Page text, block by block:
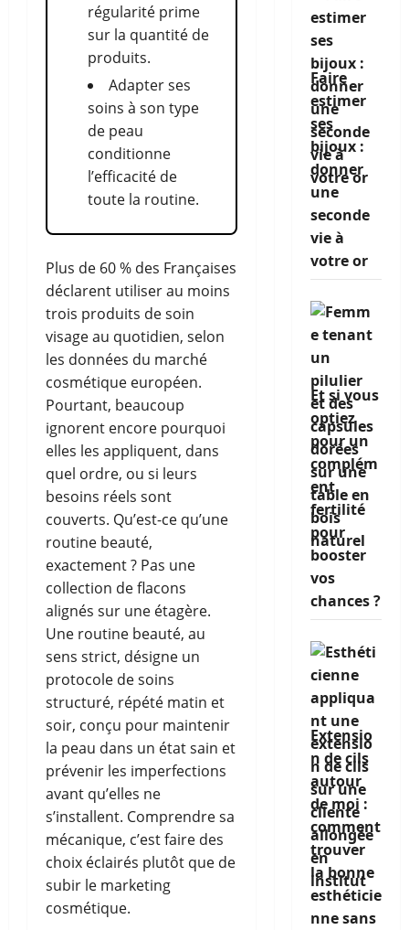
régularité prime
sur la quantité de
produits.
Adapter ses
soins à son type
de peau
conditionne
l’efficacité de
toute la routine.
Plus de 60 % des Françaises
déclarent utiliser au moins
trois produits de soin
visage au quotidien, selon
les données du marché
cosmétique européen.
Pourtant, beaucoup
ignorent encore pourquoi
elles les appliquent, dans
quel ordre, ou si leurs
besoins réels sont
couverts. Qu’est-ce qu’une
routine beauté,
exactement ? Pas une
collection de flacons
alignés sur une étagère.
Une routine beauté, au
sens strict, désigne un
protocole de soins
structuré, répété matin et
soir, conçu pour maintenir
la peau dans un état sain et
prévenir les imperfections
avant qu’elles ne
s’installent. Comprendre sa
mécanique, c’est faire des
choix éclairés plutôt que de
subir le marketing
cosmétique.
Faire
estimer
ses
bijoux :
donner
une
seconde
vie à
votre or
Et si vous
optiez
pour un
complém
ent
fertilité
pour
booster
vos
chances ?
Extensio
n de cils
autour
de moi :
comment
trouver
la bonne
esthéticie
nne sans